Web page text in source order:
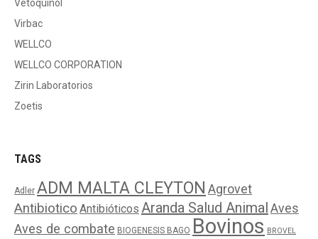
Vetoquinol
Virbac
WELLCO
WELLCO CORPORATION
Zirin Laboratorios
Zoetis
TAGS
Adler ADM MALTA CLEYTON Agrovet
Antibiotico Antibióticos Aranda Salud AnimalAves
Aves de combate BIOGENESIS BAGO Bovinos BROVEL